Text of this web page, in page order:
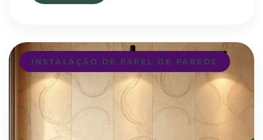
INSTALAÇÃO DE PAPEL DE PAREDE